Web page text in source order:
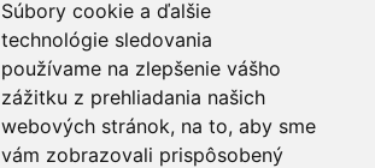
Súbory cookie a ďalšie
technológie sledovania
používame na zlepšenie vášho
zážitku z prehliadania našich
webových stránok, na to, aby sme
vám zobrazovali prispôsobený